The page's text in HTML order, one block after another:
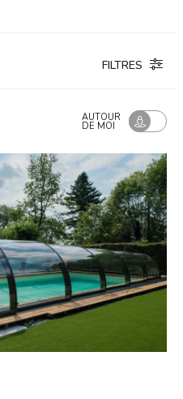
FILTRES
AUTOUR
DE MOI